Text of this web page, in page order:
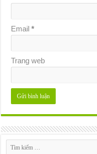
Email*
Trang web